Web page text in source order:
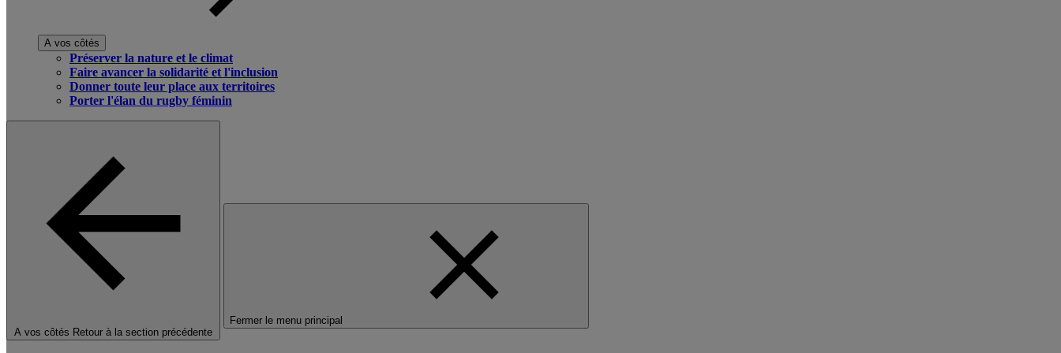
A vos côtés
Préserver la nature et le climat
Faire avancer la solidarité et l'inclusion
Donner toute leur place aux territoires
Porter l'élan du rugby féminin
A vos côtés Retour à la section précédente
Fermer le menu principal